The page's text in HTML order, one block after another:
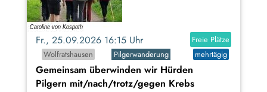
Fr., 25.09.2026 16:15 Uhr
Freie Plätze
Wolfratshausen
Pilgerwanderung mehrtägig
Gemeinsam überwinden wir Hürden
Pilgern mit/nach/trotz/gegen Krebs